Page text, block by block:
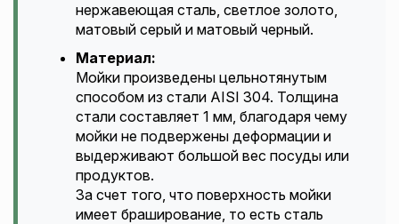
нержавеющая сталь, светлое золото,
матовый серый и матовый черный.
Материал:
Мойки произведены цельнотянутым
способом из стали AISI 304. Толщина
стали составляет 1 мм, благодаря чему
мойки не подвержены деформации и
выдерживают большой вес посуды или
продуктов.
За счет того, что поверхность мойки
имеет браширование, то есть сталь